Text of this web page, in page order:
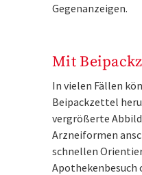
Gegenanzeigen.
Mit
In vielen Fällen
Beipackzettel
vergrößerte
Arzneiformen
schnellen
Apothekenbesuch